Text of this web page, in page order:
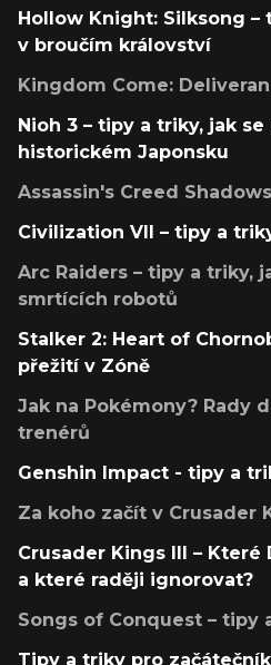
Hollow Knight: Silksong
v broučím království
Kingdom Come:
Nioh 3 – tipy a triky, jak
historickém Japonsku
Assassin's Creed
Civilization VII – tipy a
Arc Raiders – tipy a triky,
smrtících robotů
Stalker 2: Heart of
přežití v Zóně
Jak na Pokémony? Rady
trenérů
Genshin Impact - tipy a
Za koho začít v Crusader
Crusader Kings III –
a které raději ignorovat?
Songs of Conquest – tipy
Tipy a triky pro